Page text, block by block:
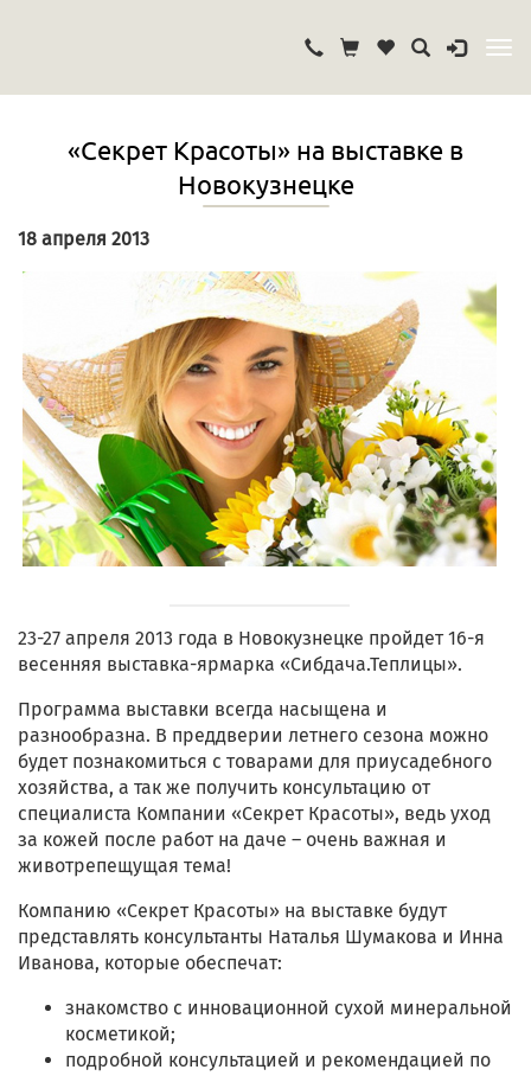
«Секрет Красоты» на выставке в
Новокузнецке
18 апреля 2013
23-27 апреля 2013 года в Новокузнецке пройдет 16-я
весенняя выставка-ярмарка «Сибдача.Теплицы».
Программа выставки всегда насыщена и
разнообразна. В преддверии летнего сезона можно
будет познакомиться с товарами для приусадебного
хозяйства, а так же получить консультацию от
специалиста Компании «Секрет Красоты», ведь уход
за кожей после работ на даче – очень важная и
животрепещущая тема!
Компанию «Секрет Красоты» на выставке будут
представлять консультанты Наталья Шумакова и Инна
Иванова, которые обеспечат:
знакомство с инновационной сухой минеральной
косметикой;
подробной консультацией и рекомендацией по